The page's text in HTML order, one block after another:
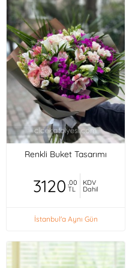
Renkli Buket Tasarımı
3120 ,00
TL
KDV
Dahil
İstanbul'a Aynı Gün